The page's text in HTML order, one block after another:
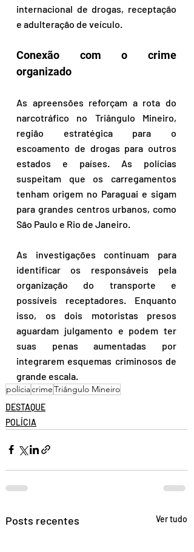
internacional de drogas, receptação
e adulteração de veículo.
Conexão com o crime
organizado
As apreensões reforçam a rota do
narcotráfico no Triângulo Mineiro,
região estratégica para o
escoamento de drogas para outros
estados e países. As polícias
suspeitam que os carregamentos
tenham origem no Paraguai e sigam
para grandes centros urbanos, como
São Paulo e Rio de Janeiro.
As investigações continuam para
identificar os responsáveis pela
organização do transporte e
possíveis receptadores. Enquanto
isso, os dois motoristas presos
aguardam julgamento e podem ter
suas penas aumentadas por
integrarem esquemas criminosos de
grande escala.
políciacrimeTriângulo Mineiro
DESTAQUE
POLÍCIA
Posts recentes Ver tudo